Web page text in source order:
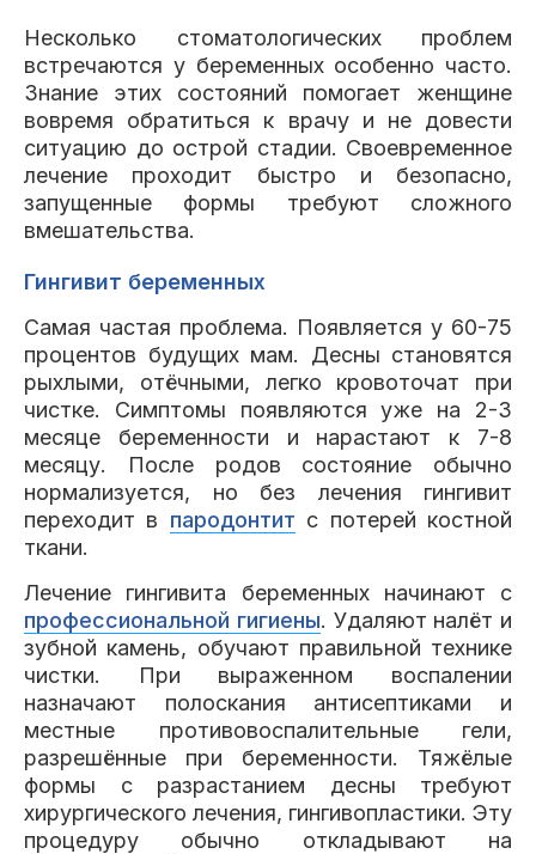
Несколько стоматологических проблем
встречаются у беременных особенно часто.
Знание этих состояний помогает женщине
вовремя обратиться к врачу и не довести
ситуацию до острой стадии. Своевременное
лечение проходит быстро и безопасно,
запущенные формы требуют сложного
вмешательства.
Гингивит беременных
Самая частая проблема. Появляется у 60-75
процентов будущих мам. Десны становятся
рыхлыми, отёчными, легко кровоточат при
чистке. Симптомы появляются уже на 2-3
месяце беременности и нарастают к 7-8
месяцу. После родов состояние обычно
нормализуется, но без лечения гингивит
переходит в пародонтит с потерей костной
ткани.
Лечение гингивита беременных начинают с
профессиональной гигиены. Удаляют налёт и
зубной камень, обучают правильной технике
чистки. При выраженном воспалении
назначают полоскания антисептиками и
местные противовоспалительные гели,
разрешённые при беременности. Тяжёлые
формы с разрастанием десны требуют
хирургического лечения, гингивопластики. Эту
процедуру обычно откладывают на